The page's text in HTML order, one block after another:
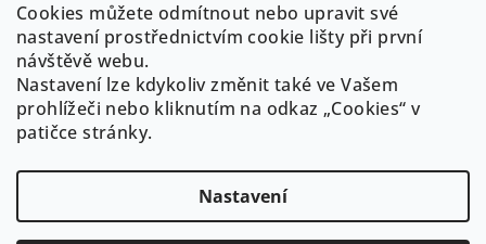
Cookies můžete odmítnout nebo upravit své
nastavení prostřednictvím cookie lišty při první
návštěvě webu.
Nastavení lze kdykoliv změnit také ve Vašem
prohlížeči nebo kliknutím na odkaz „Cookies“ v
patičce stránky.
Nastavení
p
i
s
u
O AUREE
Obchodní podmínky
Puncovní značení a ryzost šperků
GDPR
Cookies